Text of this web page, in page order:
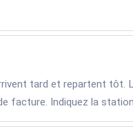
tard et repartent
facture. Indiquez la